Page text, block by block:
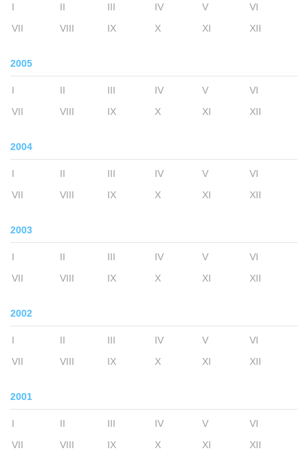
I II III IV V
VI
VII
VIII IX X XI XII
2005
I II III IV V
VI
VII
VIII IX X XI XII
2004
I II III IV V
VI
VII
VIII IX X XI XII
2003
I II III IV V
VI
VII
VIII IX X XI XII
2002
I II III IV V
VI
VII
VIII IX X XI XII
2001
I II III IV V
VI
VII
VIII IX X XI XII